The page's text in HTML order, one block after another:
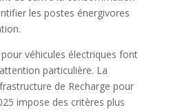
les postes énergivores
véhicules électriques font
particulière. La
de Recharge pour
impose des critères plus